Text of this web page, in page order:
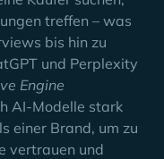
treffen – was
bis hin zu
und Perplexity
Engine
AI-Modelle stark
einer Brand, um zu
vertrauen und